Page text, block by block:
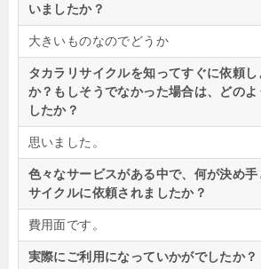
いましたか？
大きいものなのでどうか
タカラリサイクルを知ってすぐに依頼
か？もしそうでなかった場合は、どのよ
したか？
思いました。
色々なサービスがある中で、何が決め手
サイクルに依頼されましたか？
費用面です。
実際にご利用になっていかがでしたか？